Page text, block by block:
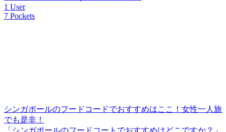
1 User
7 Pockets
シンガポールのフードコードでおすすめはここ！女性一人旅
でも是非！
「シンガポールのフードコートでおすすめはどこですか？」